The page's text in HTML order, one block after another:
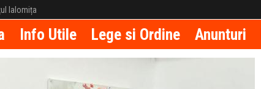
Ialomița
Info Utile Lege si Ordine Anunturi